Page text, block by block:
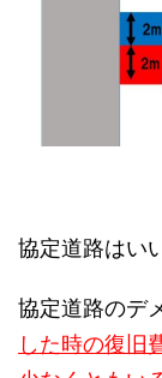
協定道路はい
協定道路のデ
した時の復旧